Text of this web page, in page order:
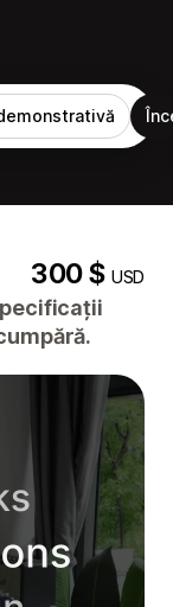
300 $USD